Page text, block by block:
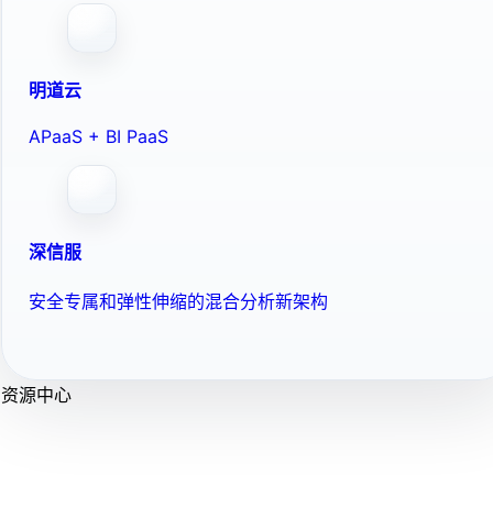
明道云
APaaS + BI PaaS
深信服
安全专属和弹性伸缩的混合分析新架构
资源中心